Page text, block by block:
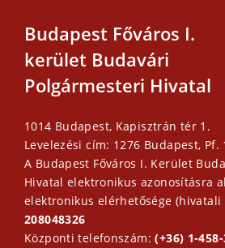
Budapest Főváros I.
kerület Budavári
Polgármesteri Hivatal
1014 Budapest, Kapisztrán tér 1.
Levelezési cím: 1276 Budapest, Pf.
A Budapest Főváros I. Kerület
Hivatal elektronikus azonosításra
elektronikus elérhetősége (hivatali
208048326
Központi telefonszám:(+36) 1-